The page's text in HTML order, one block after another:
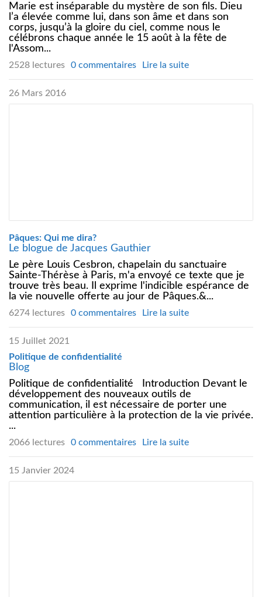
Marie est inséparable du mystère de son fils. Dieu
l’a élevée comme lui, dans son âme et dans son
corps, jusqu’à la gloire du ciel, comme nous le
célébrons chaque année le 15 août à la fête de
l'Assom...
2528 lectures 0 commentaires Lire la suite
26 Mars 2016
Pâques: Qui me dira?
Le blogue de Jacques Gauthier
Le père Louis Cesbron, chapelain du sanctuaire
Sainte-Thérèse à Paris, m'a envoyé ce texte que je
trouve très beau. Il exprime l'indicible espérance de
la vie nouvelle offerte au jour de Pâques.&...
6274 lectures 0 commentaires Lire la suite
15 Juillet 2021
Politique de confidentialité
Blog
Politique de confidentialité Introduction Devant le
développement des nouveaux outils de
communication, il est nécessaire de porter une
attention particulière à la protection de la vie privée.
...
2066 lectures 0 commentaires Lire la suite
15 Janvier 2024